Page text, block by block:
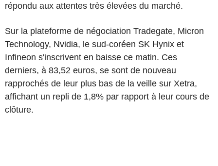
répondu aux attentes très élevées du marché.
Sur la plateforme de négociation Tradegate, Micron
Technology, Nvidia, le sud-coréen SK Hynix et
Infineon s'inscrivent en baisse ce matin. Ces
derniers, à 83,52 euros, se sont de nouveau
rapprochés de leur plus bas de la veille sur Xetra,
affichant un repli de 1,8% par rapport à leur cours de
clôture.